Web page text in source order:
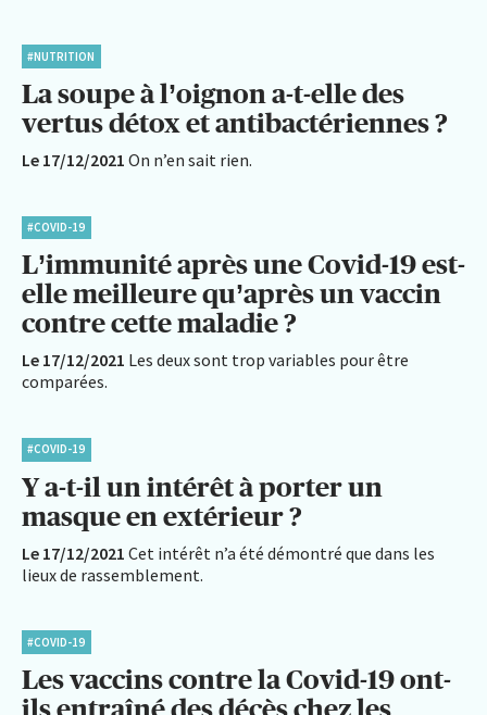
#NUTRITION
La soupe à l’oignon a-t-elle des
vertus détox et antibactériennes ?
Le 17/12/2021 On n’en sait rien.
#COVID-19
L’immunité après une Covid-19 est-
elle meilleure qu’après un vaccin
contre cette maladie ?
Le 17/12/2021 Les deux sont trop variables pour être
comparées.
#COVID-19
Y a-t-il un intérêt à porter un
masque en extérieur ?
Le 17/12/2021 Cet intérêt n’a été démontré que dans les
lieux de rassemblement.
#COVID-19
Les vaccins contre la Covid-19 ont-
ils entraîné des décès chez les